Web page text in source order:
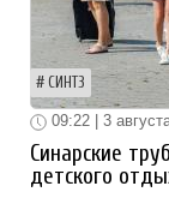
СИНТЗ
09:22 | 3
Синарские
детского